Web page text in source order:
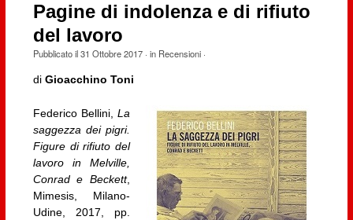
Pagine di indolenza e di rifiuto
del lavoro
Pubblicato il31 Ottobre 2017· in Recensioni·
di Gioacchino Toni
Federico Bellini,La
saggezza dei pigri.
Figure di rifiuto del
lavoro in Melville,
Conrad e Beckett,
Mimesis, Milano-
Udine, 2017, pp.